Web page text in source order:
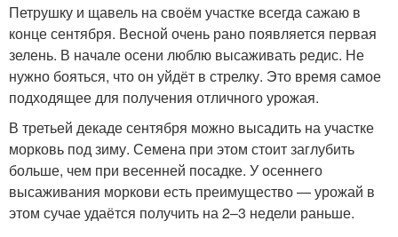
Петрушку и щавель на своём участке всегда сажаю в
конце сентября. Весной очень рано появляется первая
зелень. В начале осени люблю высаживать редис. Не
нужно бояться, что он уйдёт в стрелку. Это время самое
подходящее для получения отличного урожая.
В третьей декаде сентября можно высадить на участке
морковь под зиму. Семена при этом стоит заглубить
больше, чем при весенней посадке. У осеннего
высаживания моркови есть преимущество — урожай в
этом сучае удаётся получить на 2–3 недели раньше.